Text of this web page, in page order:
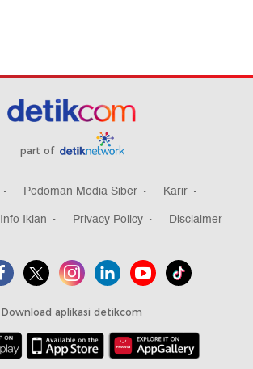
part of
Pedoman Media Siber
Karir
Info Iklan Privacy Policy Disclaimer
Download aplikasi detikcom